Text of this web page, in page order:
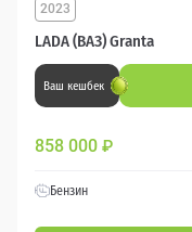
LADA (ВАЗ) Granta
2023
Ваш кешбек
858 000 ₽
Бензин